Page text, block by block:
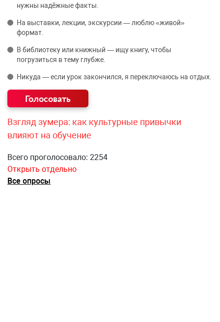
нужны надёжные факты.
На выставки, лекции, экскурсии — люблю «живой»
формат.
В библиотеку или книжный — ищу книгу, чтобы
погрузиться в тему глубже.
Никуда — если урок закончился, я переключаюсь на отдых.
Взгляд зумера: как культурные привычки
влияют на обучение
Всего проголосовало: 2254
Открыть отдельно
Все опросы